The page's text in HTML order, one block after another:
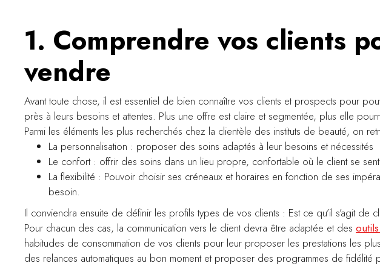
1. Comprendre vos clients
vendre
Avant toute chose, il est essentiel de bien connaître vos clients et prospects pour
près à leurs besoins et attentes. Plus une offre est claire et segmentée, plus elle
Parmi les éléments les plus recherchés chez la clientèle des instituts de beauté, on
La personnalisation : proposer des soins adaptés à leur besoins et nécessités
Le confort : offrir des soins dans un lieu propre, confortable où le client se sent
La flexibilité : Pouvoir choisir ses créneaux et horaires en fonction de ses
besoin.
Il conviendra ensuite de définir les profils types de vos clients : Est ce qu’il s’agit de
Pour chacun des cas, la communication vers le client devra être adaptée et des
habitudes de consommation de vos clients pour leur proposer les prestations les
des relances automatiques au bon moment et proposer des programmes de fidélité